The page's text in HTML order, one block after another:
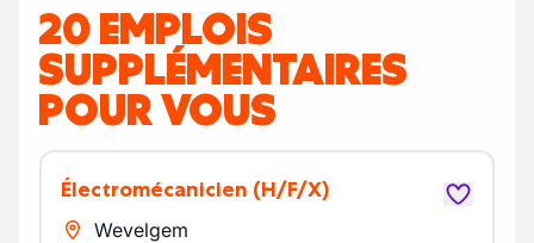
20 EMPLOIS
SUPPLÉMENTAIRES
POUR VOUS
Électromécanicien (H/F/X)
Wevelgem